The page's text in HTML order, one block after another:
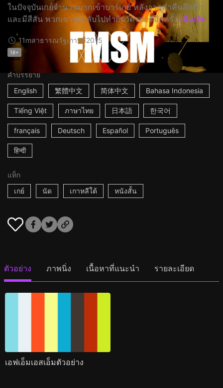
ในปัจจุบันเกย์จำนวนมากเข้าบาร์เกย์ หลังจากค่ำคืนอึกทึก
และมีสีสัน พวกเขาจะกลับไปทำกิจวัตรปกติอีกครั้ง เพิ่มเติม
11mสาธารณรัฐเกาหลี2015
18+
คำบรรยาย
English
繁體中文 简体中文 Bahasa Indonesia
Tiếng Việt ภาษาไทย 日本語 한국어
français Deutsch Español Português
हिन्दी
แท็ก
เกย์
นัด เกาหลีใต้ หนังสั้น
ตัวอย่าง ภาพนิ่ง เนื้อหาที่แนะนำ รายละเอียด
เอฟเอ็มเอสเอ็มตัวอย่าง